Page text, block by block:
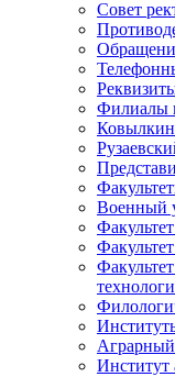
Совет
Филиалы
Военный
Институт